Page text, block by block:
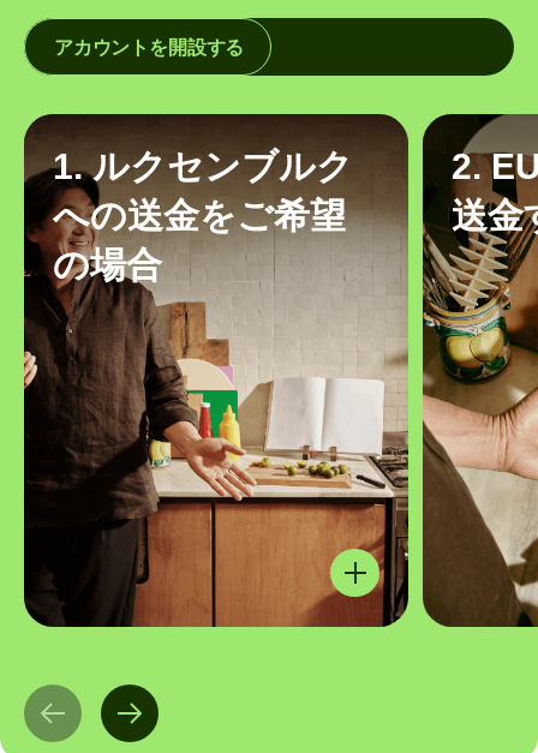
アカウントを開設する
1. ルクセンブルク
への送金をご希望
の場合
2.
送金